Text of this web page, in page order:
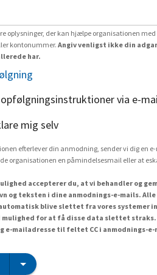
oplysninger, der kan hjælpe organisationen med
kontonummer. Angiv venligst ikke din
har.
via e-
mig selv
efterlever din anmodning, sender vi dig en
organisationen en påmindelsesmail eller at
accepterer du, at vi behandler og
og teksten i dine anmodnings-e-mails.
blive slettet fra vores systemer
mulighed for at få disse data slettet
mailadresse til feltet CC i anmodnings-e-